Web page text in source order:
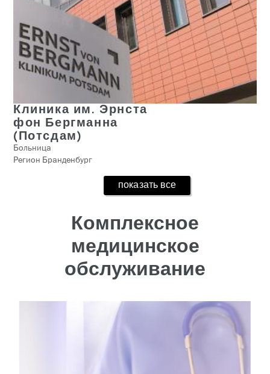
Клиника им. Эрнста
фон Бергманна
(Потсдам)
Больница
Регион Бранденбург
показать все
Комплексное
медицинское
обслуживание